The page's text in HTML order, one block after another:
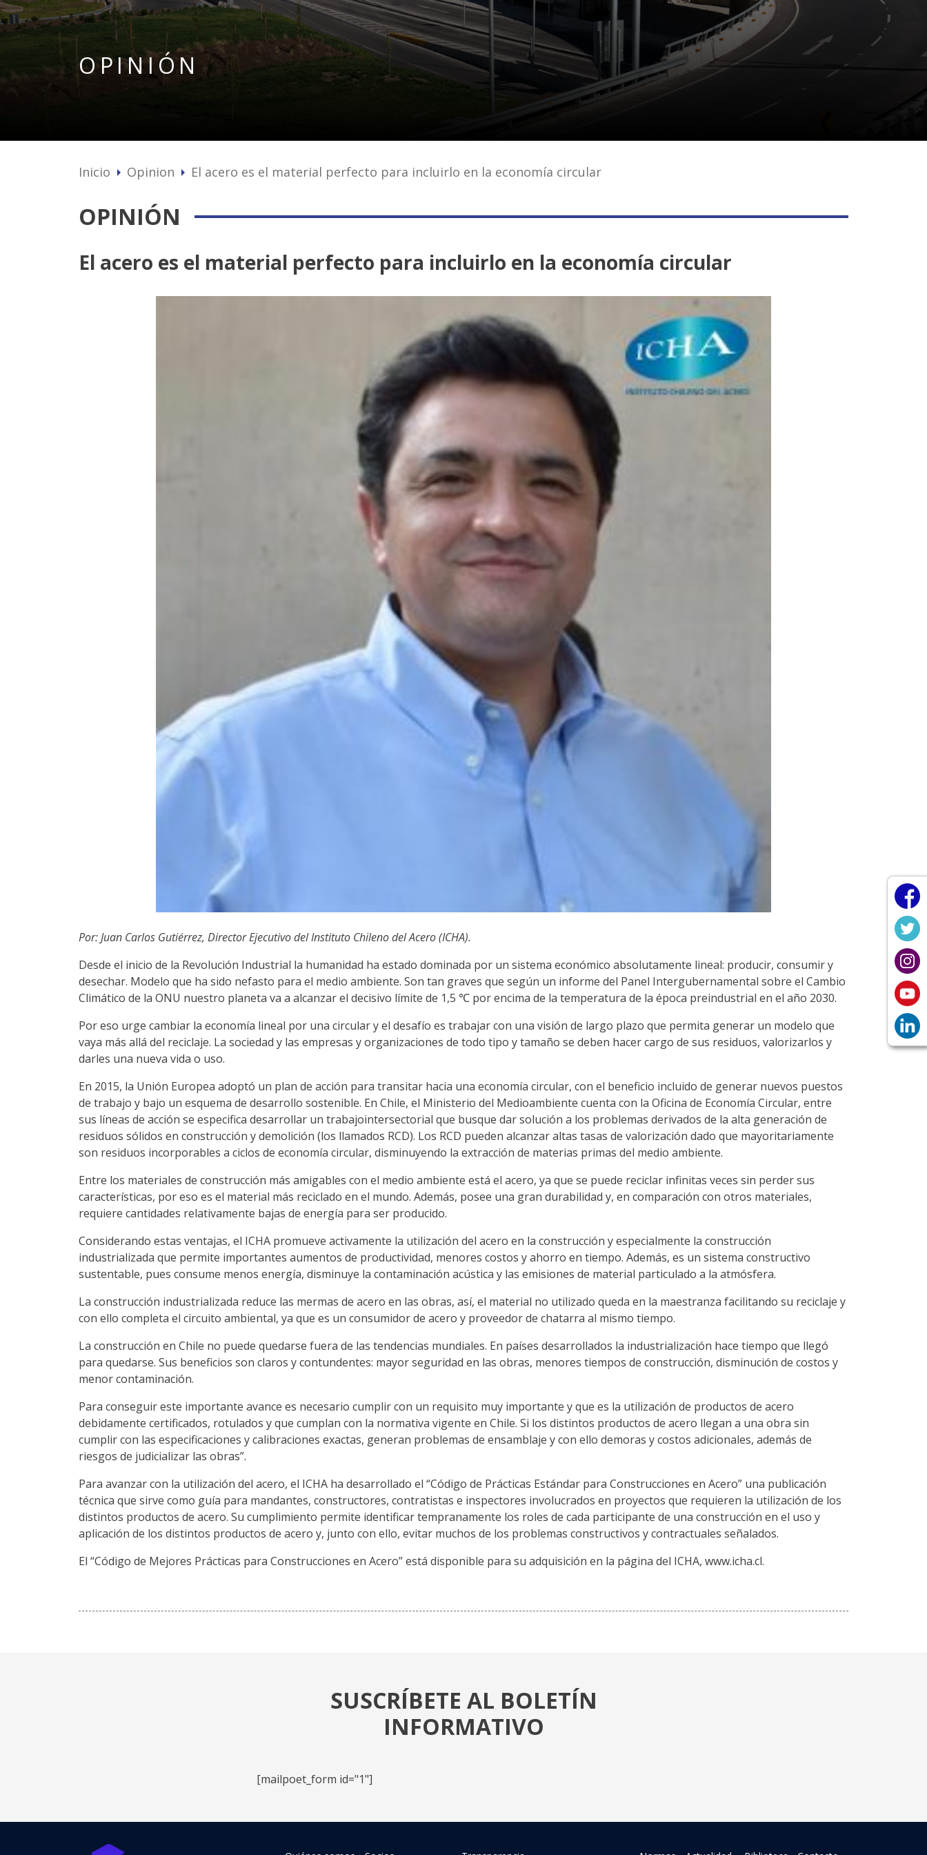
OPINIÓN
Inicio arrow_right Opinion arrow_right El acero es el material perfecto para incluirlo en la economía circular
OPINIÓN
El acero es el material perfecto para incluirlo en la economía circular
Por: Juan Carlos Gutiérrez, Director Ejecutivo del Instituto Chileno del Acero (ICHA).
Desde el inicio de la Revolución Industrial la humanidad ha estado dominada por un sistema económico absolutamente lineal: producir, consumir y
desechar. Modelo que ha sido nefasto para el medio ambiente. Son tan graves que según un informe del Panel Intergubernamental sobre el Cambio
Climático de la ONU nuestro planeta va a alcanzar el decisivo límite de 1,5 ℃ por encima de la temperatura de la época preindustrial en el año 2030.
Por eso urge cambiar la economía lineal por una circular y el desafío es trabajar con una visión de largo plazo que permita generar un modelo que
vaya más allá del reciclaje. La sociedad y las empresas y organizaciones de todo tipo y tamaño se deben hacer cargo de sus residuos, valorizarlos y
darles una nueva vida o uso.
En 2015, la Unión Europea adoptó un plan de acción para transitar hacia una economía circular, con el beneficio incluido de generar nuevos puestos
de trabajo y bajo un esquema de desarrollo sostenible. En Chile, el Ministerio del Medioambiente cuenta con la Oficina de Economía Circular, entre
sus líneas de acción se especifica desarrollar un trabajointersectorial que busque dar solución a los problemas derivados de la alta generación de
residuos sólidos en construcción y demolición (los llamados RCD). Los RCD pueden alcanzar altas tasas de valorización dado que mayoritariamente
son residuos incorporables a ciclos de economía circular, disminuyendo la extracción de materias primas del medio ambiente.
Entre los materiales de construcción más amigables con el medio ambiente está el acero, ya que se puede reciclar infinitas veces sin perder sus
características, por eso es el material más reciclado en el mundo. Además, posee una gran durabilidad y, en comparación con otros materiales,
requiere cantidades relativamente bajas de energía para ser producido.
Considerando estas ventajas, el ICHA promueve activamente la utilización del acero en la construcción y especialmente la construcción
industrializada que permite importantes aumentos de productividad, menores costos y ahorro en tiempo. Además, es un sistema constructivo
sustentable, pues consume menos energía, disminuye la contaminación acústica y las emisiones de material particulado a la atmósfera.
La construcción industrializada reduce las mermas de acero en las obras, así, el material no utilizado queda en la maestranza facilitando su reciclaje y
con ello completa el circuito ambiental, ya que es un consumidor de acero y proveedor de chatarra al mismo tiempo.
La construcción en Chile no puede quedarse fuera de las tendencias mundiales. En países desarrollados la industrialización hace tiempo que llegó
para quedarse. Sus beneficios son claros y contundentes: mayor seguridad en las obras, menores tiempos de construcción, disminución de costos y
menor contaminación.
Para conseguir este importante avance es necesario cumplir con un requisito muy importante y que es la utilización de productos de acero
debidamente certificados, rotulados y que cumplan con la normativa vigente en Chile. Si los distintos productos de acero llegan a una obra sin
cumplir con las especificaciones y calibraciones exactas, generan problemas de ensamblaje y con ello demoras y costos adicionales, además de
riesgos de judicializar las obras”.
Para avanzar con la utilización del acero, el ICHA ha desarrollado el “Código de Prácticas Estándar para Construcciones en Acero” una publicación
técnica que sirve como guía para mandantes, constructores, contratistas e inspectores involucrados en proyectos que requieren la utilización de los
distintos productos de acero. Su cumplimiento permite identificar tempranamente los roles de cada participante de una construcción en el uso y
aplicación de los distintos productos de acero y, junto con ello, evitar muchos de los problemas constructivos y contractuales señalados.
El “Código de Mejores Prácticas para Construcciones en Acero” está disponible para su adquisición en la página del ICHA, www.icha.cl.
SUSCRÍBETE AL BOLETÍN
INFORMATIVO
[mailpoet_form id="1"]